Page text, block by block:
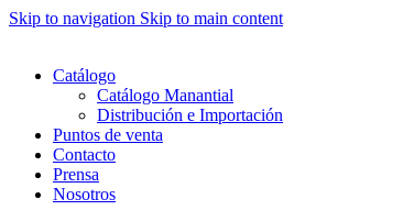
Skip to navigation Skip to main content
Catálogo
Catálogo Manantial
Distribución e Importación
Puntos de venta
Contacto
Prensa
Nosotros